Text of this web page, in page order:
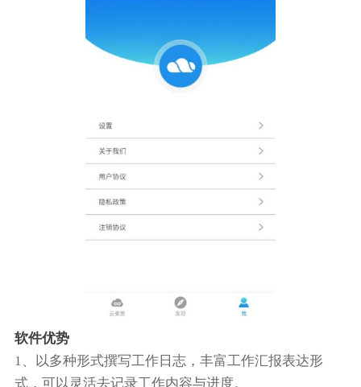
软件优势
1、以多种形式撰写工作日志，丰富工作汇报表达形
式，可以灵活去记录工作内容与进度。